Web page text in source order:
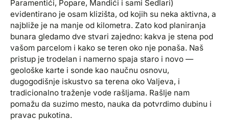
Paramentići, Popare, Mandići i sami Sedlari)
evidentirano je osam klizišta, od kojih su neka aktivna, a
najbliže je na manje od kilometra. Zato kod planiranja
bunara gledamo dve stvari zajedno: kakva je stena pod
vašom parcelom i kako se teren oko nje ponaša. Naš
pristup je trodelan i namerno spaja staro i novo —
geološke karte i sonde kao naučnu osnovu,
dugogodišnje iskustvo sa terena oko Valjeva, i
tradicionalno traženje vode rašljama. Rašlje nam
pomažu da suzimo mesto, nauka da potvrdimo dubinu i
pravac pukotina.